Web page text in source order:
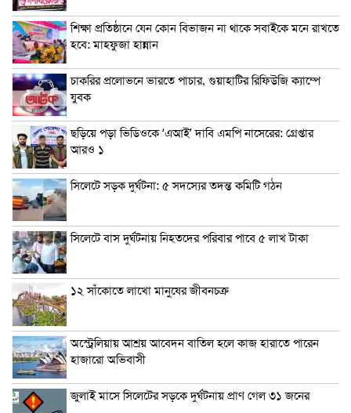
শিক্ষা প্রতিষ্ঠানে যেন কোন বিভাজন না থাকে সবাইকে মনে রাখতে
হবে: মাহফুজা হান্নান
চাকরির প্রলোভনে ভারতে পাচার, গুয়াহাটির রিফিউজি ক্যাম্পে
যুবক
ছড়িয়ে পড়া ভিডিওকে ‘এআই’ দাবি এমপি নাসেরের: গ্রেপ্তার
আরও ১
সিলেটে সড়ক দুর্ঘটনা: ৫ সদস্যের তদন্ত কমিটি গঠন
সিলেটে বাস দুর্ঘটনায় নিহতদের পরিবার পাবে ৫ লাখ টাকা
১২ সাঁকোতে লাখো মানুষের জীবনচক্র
অস্ট্রেলিয়ায় আশ্রয় আবেদন বাতিল হলে কাজ হারাতে পারেন
হাজারো অভিবাসী
জুলাই মাসে সিলেটের সড়কে দুর্ঘটনায় প্রাণ গেল ৩১ জনের